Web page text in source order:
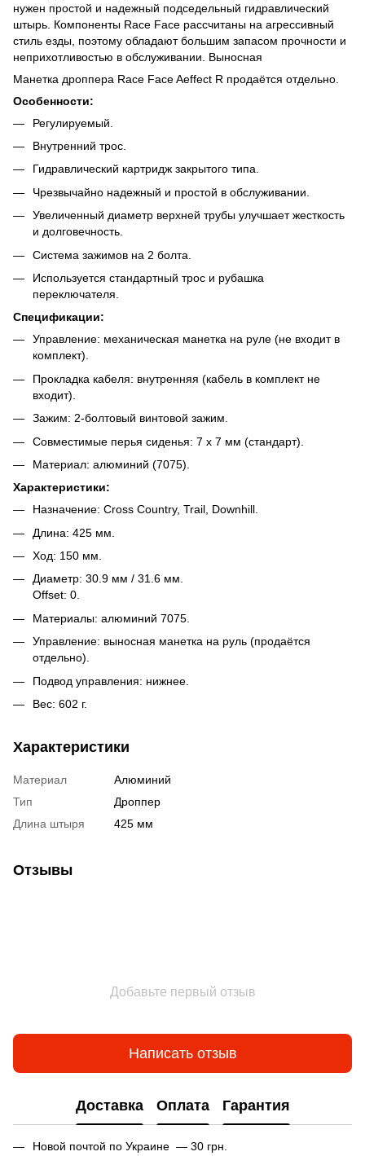
нужен простой и надежный подседельный гидравлический
штырь. Компоненты Race Face рассчитаны на агрессивный
стиль езды, поэтому обладают большим запасом прочности и
неприхотливостью в обслуживании. Выносная
Манетка дроппера Race Face Aeffect R продаётся отдельно.
Особенности:
Регулируемый.
Внутренний трос.
Гидравлический картридж закрытого типа.
Чрезвычайно надежный и простой в обслуживании.
Увеличенный диаметр верхней трубы улучшает жесткость
и долговечность.
Система зажимов на 2 болта.
Используется стандартный трос и рубашка
переключателя.
Спецификации:
Управление: механическая манетка на руле (не входит в
комплект).
Прокладка кабеля: внутренняя (кабель в комплект не
входит).
Зажим: 2-болтовый винтовой зажим.
Совместимые перья сиденья: 7 x 7 мм (стандарт).
Материал: алюминий (7075).
Характеристики:
Назначение: Cross Country, Trail, Downhill.
Длина: 425 мм.
Ход: 150 мм.
Диаметр: 30.9 мм / 31.6 мм.
Offset: 0.
Материалы: алюминий 7075.
Управление: выносная манетка на руль (продаётся
отдельно).
Подвод управления: нижнее.
Вес: 602 г.
Характеристики
Материал
Алюминий
Тип
Дроппер
Длина штыря
425 мм
Отзывы
Добавьте первый отзыв
Написать отзыв
Доставка Оплата Гарантия
Новой почтой по Украине — 30 грн.